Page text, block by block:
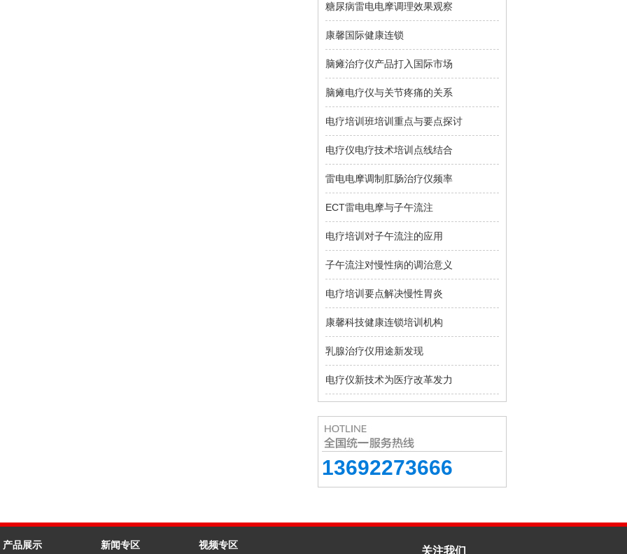
糖尿病雷电电摩调理效果观察
康馨国际健康连锁
脑瘫治疗仪产品打入国际市场
脑瘫电疗仪与关节疼痛的关系
电疗培训班培训重点与要点探讨
电疗仪电疗技术培训点线结合
雷电电摩调制肛肠治疗仪频率
ECT雷电电摩与子午流注
电疗培训对子午流注的应用
子午流注对慢性病的调治意义
电疗培训要点解决慢性胃炎
康馨科技健康连锁培训机构
乳腺治疗仪用途新发现
电疗仪新技术为医疗改革发力
13692273666
产品展示 新闻专区 视频专区 关注我们